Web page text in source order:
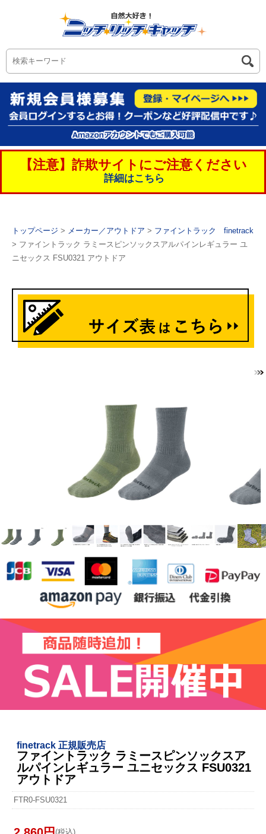
【注意】詐欺サイトにご注意ください
詳細はこちら
トップページ > メーカー／アウトドア > ファイントラック finetrack
> ファイントラック ラミースピンソックスアルパインレギュラー ユ
ニセックス FSU0321 アウトドア
finetrack 正規販売店
ファイントラック ラミースピンソックスア
ルパインレギュラー ユニセックス FSU0321
アウトドア
FTR0-FSU0321
2,860円 (税込)